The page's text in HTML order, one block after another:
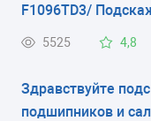
F1096TD3/
5525 4,8
Здравствуйте
подшипников и